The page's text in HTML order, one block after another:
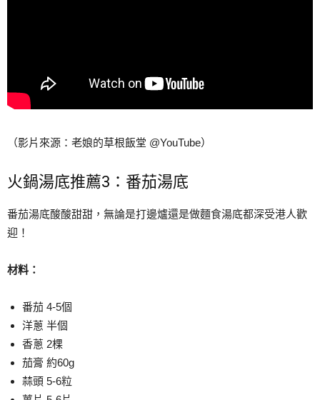
（影片來源：老娘的草根飯堂 @YouTube）
火鍋湯底推薦3：番茄湯底
番茄湯底酸酸甜甜，無論是打邊爐還是做麵食湯底都深受港人歡
迎！
材料：
番茄 4-5個
洋蔥 半個
香蔥 2棵
茄膏 約60g
蒜頭 5-6粒